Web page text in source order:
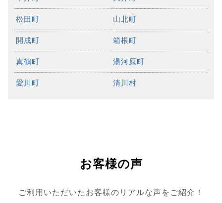
松田町 山北町
開成町 箱根町
真鶴町 湯河原町
愛川町 清川村
お客様の声
ご利用いただいたお客様のリアルな声をご紹介！